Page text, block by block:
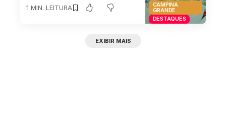
CAMPINA
GRANDE
DESTAQUES
1 MIN. LEITURA
EXIBIR MAIS